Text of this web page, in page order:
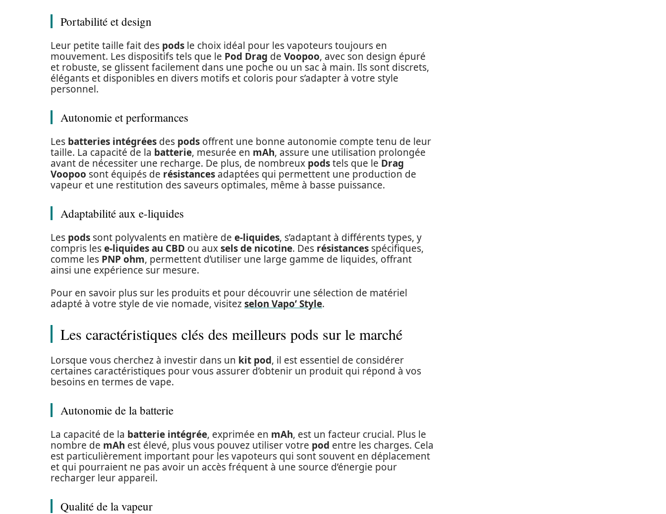
Portabilité et design
Leur petite taille fait des pods le choix idéal pour les vapoteurs toujours en
mouvement. Les dispositifs tels que le Pod Drag de Voopoo, avec son design épuré
et robuste, se glissent facilement dans une poche ou un sac à main. Ils sont discrets,
élégants et disponibles en divers motifs et coloris pour s’adapter à votre style
personnel.
Autonomie et performances
Les batteries intégrées des pods offrent une bonne autonomie compte tenu de leur
taille. La capacité de la batterie, mesurée en mAh, assure une utilisation prolongée
avant de nécessiter une recharge. De plus, de nombreux podstels que le Drag
Voopoo sont équipés de résistances adaptées qui permettent une production de
vapeur et une restitution des saveurs optimales, même à basse puissance.
Adaptabilité aux e-liquides
Les pods sont polyvalents en matière de e-liquides, s’adaptant à différents types, y
compris lese-liquides au CBD ou auxsels de nicotine. Des résistances spécifiques,
comme les PNP ohm, permettent d’utiliser une large gamme de liquides, offrant
ainsi une expérience sur mesure.
Pour en savoir plus sur les produits et pour découvrir une sélection de matériel
adapté à votre style de vie nomade, visitezselon Vapo’ Style.
Les caractéristiques clés des meilleurs pods sur le marché
Lorsque vous cherchez à investir dans un kit pod, il est essentiel de considérer
certaines caractéristiques pour vous assurer d’obtenir un produit qui répond à vos
besoins en termes de vape.
Autonomie de la batterie
La capacité de la batterie intégrée, exprimée en mAh, est un facteur crucial. Plus le
nombre de mAh est élevé, plus vous pouvez utiliser votre pod entre les charges. Cela
est particulièrement important pour les vapoteurs qui sont souvent en déplacement
et qui pourraient ne pas avoir un accès fréquent à une source d’énergie pour
recharger leur appareil.
Qualité de la vapeur